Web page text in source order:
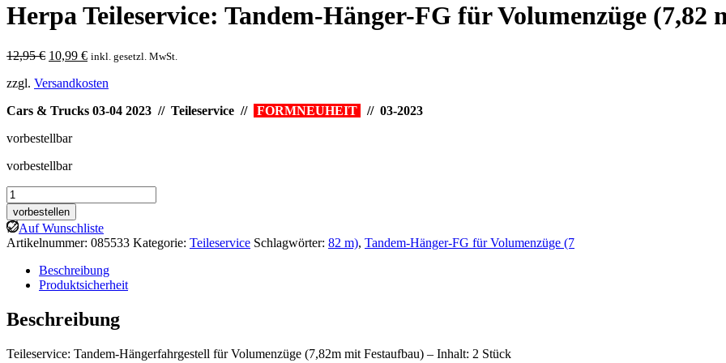
Herpa Teileservice: Tandem-Hänger-FG für Volumenzüge (7,82
12,95€ Ursprünglicher
war:
10,99 €Aktueller
ist:
inkl. gesetzl. MwSt.
zzgl. Versandkosten
Cars & Trucks 03-04 2023 // Teileservice //
FORMNEUHEIT // 03-2023
vorbestellbar
vorbestellbar
Herpa
Teileservice:
Tandem-
Hänger-
FG
Volumenzüge
Menge
vorbestellen
Auf Wunschliste
Artikelnummer: 085533 Kategorie: Teileservice Schlagwörter: 82 m), Tandem-Hänger-FG für Volumenzüge (7
Beschreibung
Produktsicherheit
Beschreibung
Teileservice: Tandem-Hängerfahrgestell für Volumenzüge (7,82m mit Festaufbau) – Inhalt: 2 Stück